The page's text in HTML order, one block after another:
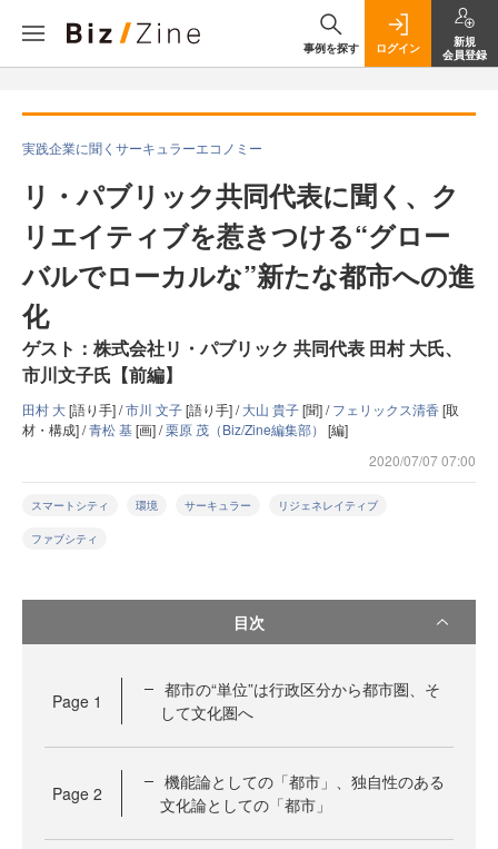
事例を探す ログイン
新規
会員登録
実践企業に聞くサーキュラーエコノミー
リ・パブリック共同代表に聞く、ク
リエイティブを惹きつける“グロー
バルでローカルな”新たな都市への進
化
ゲスト：株式会社リ・パブリック 共同代表 田村 大氏、
市川文子氏【前編】
田村 大[語り手] /市川 文子[語り手] /大山 貴子[聞] /フェリックス清香[取
材・構成] /青松 基[画] /栗原 茂（Biz/Zine編集部） [編]
2020/07/07 07:00
スマートシティ 環境 サーキュラー リジェネレイティブ
ファブシティ
目次
Page 1
都市の“単位”は行政区分から都市圏、そ
して文化圏へ
Page 2
機能論としての「都市」、独自性のある
文化論としての「都市」